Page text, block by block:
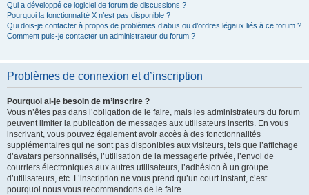
Qui a développé ce logiciel de forum de discussions ?
Pourquoi la fonctionnalité X n’est pas disponible ?
Qui dois-je contacter à propos de problèmes d’abus ou d’ordres légaux liés à ce forum ?
Comment puis-je contacter un administrateur du forum ?
Problèmes de connexion et d’inscription
Pourquoi ai-je besoin de m’inscrire ?
Vous n’êtes pas dans l’obligation de le faire, mais les administrateurs du forum
peuvent limiter la publication de messages aux utilisateurs inscrits. En vous
inscrivant, vous pouvez également avoir accès à des fonctionnalités
supplémentaires qui ne sont pas disponibles aux visiteurs, tels que l’affichage
d’avatars personnalisés, l’utilisation de la messagerie privée, l’envoi de
courriers électroniques aux autres utilisateurs, l’adhésion à un groupe
d’utilisateurs, etc. L’inscription ne vous prend qu’un court instant, c’est
pourquoi nous vous recommandons de le faire.